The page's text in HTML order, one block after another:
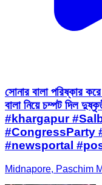
সোনার বালা পরিষ্কার
বালা নিয়ে চম্পট দিল
#khargapur
#CongressParty
#newsportal
Midnapore, Paschim